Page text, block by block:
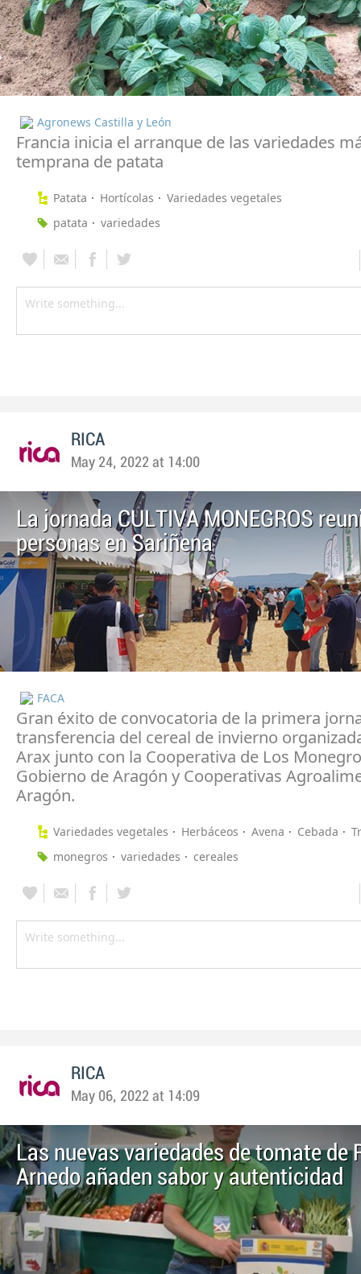
Agronews Castilla y León
Francia inicia el arranque de las variedades
temprana de patata
Patata Hortícolas
Variedades vegetales
patata
variedades
RICA
May 24, 2022 at 14:00
La jornada CULTIVA MONEGROS
personas en Sariñena
FACA
Gran éxito de convocatoria de la primera
transferencia del cereal de invierno
Arax junto con la Cooperativa de Los
Gobierno de Aragón y Cooperativas
Aragón.
Variedades vegetales Herbáceos Avena Cebada
monegros
variedades cereales
RICA
May 06, 2022 at 14:09
Las nuevas variedades de tomate de
Arnedo añaden sabor y autenticidad